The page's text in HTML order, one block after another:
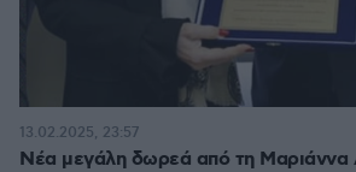
Νέα μεγάλη δωρεά από τη Μαριάννα
13.02.2025, 23:57